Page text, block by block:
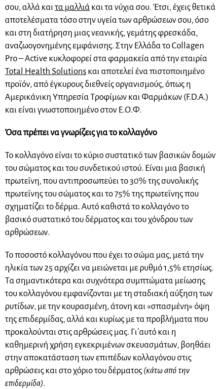
σου, αλλά και τα μαλλιά και τα νύχια σου. Έτσι, έχεις θετικά
αποτελέσματα τόσο στην υγεία των αρθρώσεων σου, όσο
και στη διατήρηση μιας νεανικής, γεμάτης φρεσκάδα,
αναζωογονημένης εμφάνισης. Στην Ελλάδα το Collagen
Pro – Active κυκλοφορεί στα φαρμακεία από την εταιρία
Total Health Solutions και αποτελεί ένα πιστοποιημένο
προϊόν, από έγκυρους διεθνείς οργανισμούς, όπως η
Αμερικάνικη Υπηρεσία Τροφίμων και Φαρμάκων (F.D.A.)
και είναι γνωστοποιημένο στον Ε.Ο.Φ.
Όσα πρέπει να γνωρίζεις για το κολλαγόνο
Το κολλαγόνο είναι το κύριο συστατικό των βασικών δομών
του σώματος και του συνδετικού ιστού. Είναι μια βασική
πρωτεΐνη, που αντιπροσωπεύει το 30% της συνολικής
πρωτεΐνης του σώματος και το 75% της πρωτεΐνης που
σχηματίζει το δέρμα. Αυτό καθιστά το κολλαγόνο το
βασικό συστατικό του δέρματος και του χόνδρου των
αρθρώσεων.
Το ποσοστό κολλαγόνου που έχει το σώμα μας, μετά την
ηλικία των 25 αρχίζει να μειώνεται με ρυθμό 1,5% ετησίως.
Tα σημαντικότερα και συχνότερα συμπτώματα μείωσης
του κολλαγόνου εμφανίζονται με τη σταδιακή αύξηση των
ρυτίδων, με την κουρασμένη, άτονη και «σπασμένη» όψη
της επιδερμίδας, αλλά και κυρίως με τα προβλήματα που
προκαλούνται στις αρθρώσεις μας. Γι΄αυτό και η
καθημερινή χρήση εγκεκριμένων σκευασμάτων, βοηθάει
στην αποκατάσταση των επιπέδων κολλαγόνου στις
αρθρώσεις και στο χόριο του δέρματος (κάτω από την
επιδερμίδα).